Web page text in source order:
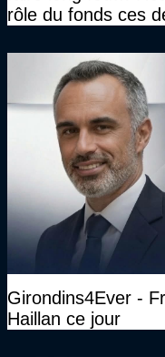
rôle du fonds ces
Girondins4Ever -
Haillan ce jour